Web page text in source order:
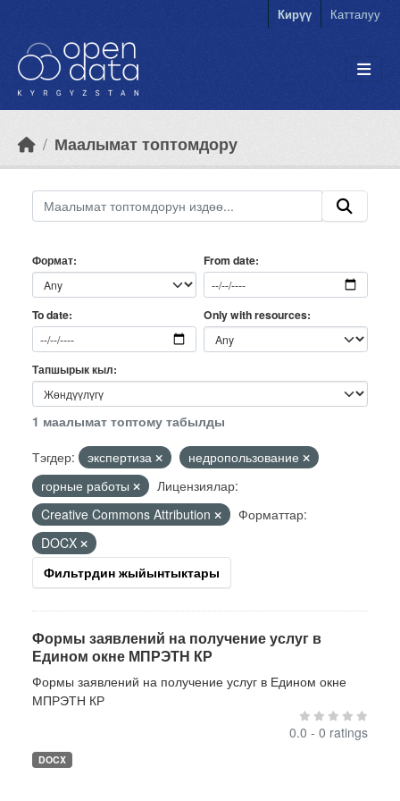
Кирүү Катталуу
Маалымат топтомдору
Формат From date
To date Only with resources
Тапшырык кыл
1 маалымат топтому табылды
Тэгдер:
экспертиза
недропользование
горные работы
Лицензиялар:
Creative Commons Attribution
Форматтар:
DOCX
Фильтрдин жыйынтыктары
Формы заявлений на получение услуг в
Едином окне МПРЭТН КР
Формы заявлений на получение услуг в Едином окне
МПРЭТН КР
0.0 - 0 ratings
DOCX